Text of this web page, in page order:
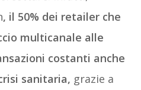
, il 50% dei retailer che
multicanale alle
costanti anche
sanitaria, grazie a